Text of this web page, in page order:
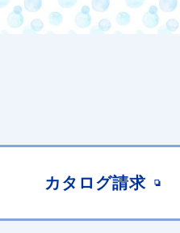
カタログ請求